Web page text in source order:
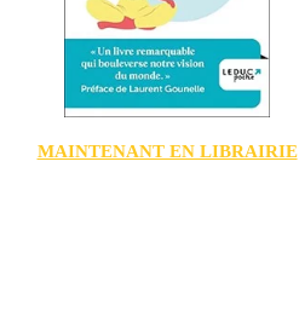
MAINTENANT EN LIBRAIRIE